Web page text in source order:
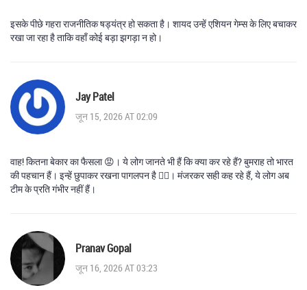
इसके पीछे गहरा राजनीतिक षड्यंत्र हो सकता है। शायद उन्हें एशियन गेम्स के लिए बचाकर
रखा जा रहा है ताकि वहाँ कोई बड़ा झगड़ा न हो।
Jay Patel
जून 15, 2026 AT 02:09
वाह! कितना बेकार का फैसला 😡। ये लोग जानते भी हैं कि क्या कर रहे हैं? बुमराह तो भारत
की पहचान हैं। इन्हें छुपाकर रखना पागलपन है 🤦‍♂️। मंजरकर सही कह रहे हैं, ये लोग अब
टीम के प्रति गंभीर नहीं हैं।
Pranav Gopal
जून 16, 2026 AT 03:23